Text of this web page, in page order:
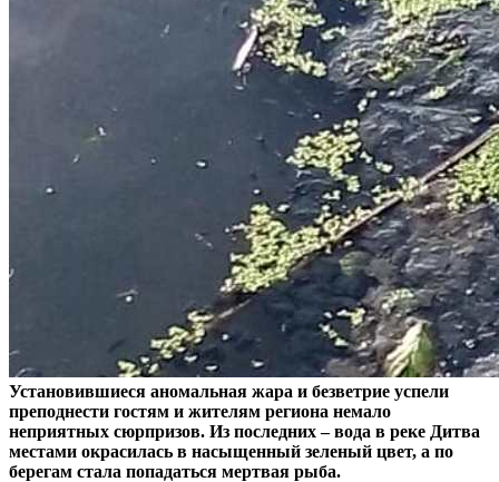
Установившиеся аномальная жара и безветрие успели
преподнести гостям и жителям региона немало
неприятных сюрпризов. Из последних – вода в реке Дитва
местами окрасилась в насыщенный зеленый цвет, а по
берегам стала попадаться мертвая рыба.